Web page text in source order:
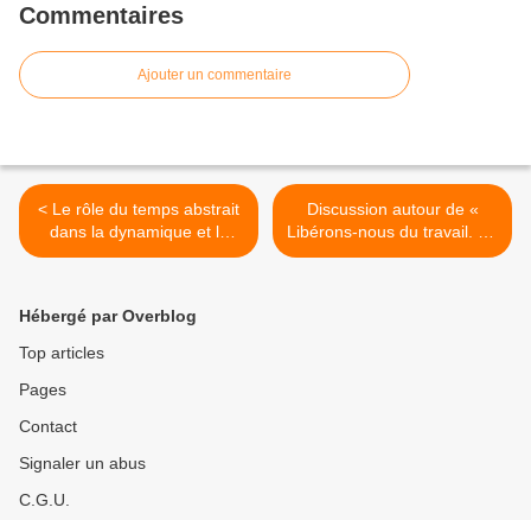
Commentaires
Ajouter un commentaire
< Le rôle du temps abstrait
dans la dynamique et la
crise du capitalisme. Robert
12 déc.].
Discussion autour de «
Libérons-nous du travail. En
partant du printemps 2016
Hébergé par Overblog
Top articles
Pages
Contact
Signaler un abus
C.G.U.